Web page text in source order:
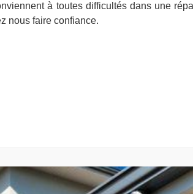
à toutes difficultés dans une
nous faire confiance.